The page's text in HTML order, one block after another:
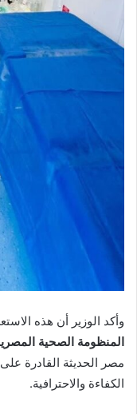
وأكد الوزير أن هذه
المنظومة الصحية
مصر الحديثة القادرة
الكفاءة والاحترافية.